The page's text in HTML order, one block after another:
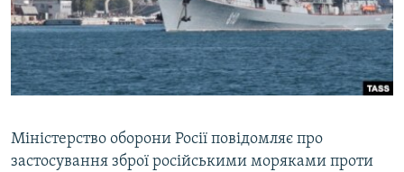
ВІДЕОУРОКИ «ELIFBE»
СВІДЧЕННЯ ОКУПАЦІЇ
УКРАЇНСЬКА ПРОБЛЕМА КРИМУ
Русский
Qırımtatar
Міністерство оборони Росії повідомляє про
застосування зброї російськими моряками проти